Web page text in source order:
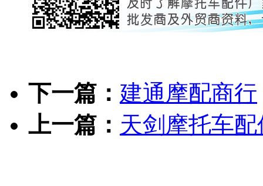
下一篇： 建通摩配商行
上一篇： 天剑摩托车